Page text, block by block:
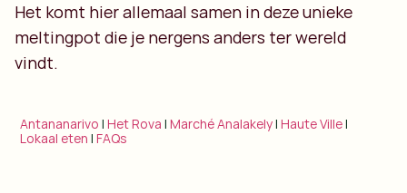
Het komt hier allemaal samen in deze unieke
meltingpot die je nergens anders ter wereld
vindt.
Antananarivo |Het Rova |Marché Analakely|Haute Ville|
Lokaal eten |FAQs